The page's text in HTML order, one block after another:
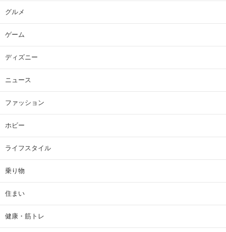
グルメ
ゲーム
ディズニー
ニュース
ファッション
ホビー
ライフスタイル
乗り物
住まい
健康・筋トレ